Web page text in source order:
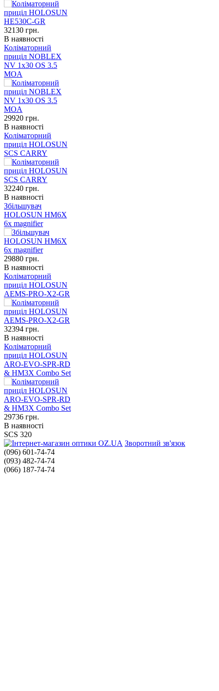
32130 грн.
В наявності
Коліматорний
приціл NOBLEX
NV 1x30 OS 3.5
MOA
29920 грн.
В наявності
Коліматорний
приціл HOLOSUN
SCS CARRY
32240 грн.
В наявності
Збільшувач
HOLOSUN HM6X
6x magnifier
29880 грн.
В наявності
Коліматорний
приціл HOLOSUN
AEMS-PRO-X2-GR
32394 грн.
В наявності
Коліматорний
приціл HOLOSUN
ARO-EVO-SPR-RD
& HM3X Combo Set
29736 грн.
В наявності
SCS 320
Зворотний зв'язок
(096) 601-74-74
(093) 482-74-74
(066) 187-74-74